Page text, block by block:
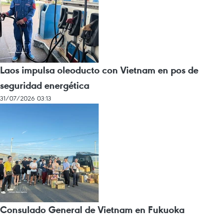
Laos impulsa oleoducto con Vietnam en pos de
seguridad energética
31/07/2026 03:13
Consulado General de Vietnam en Fukuoka